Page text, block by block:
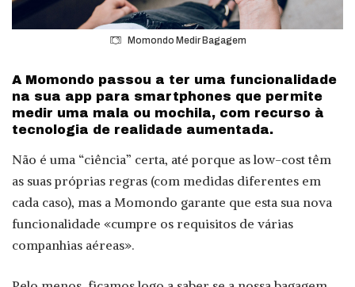
Momondo Medir Bagagem
A Momondo passou a ter uma funcionalidade
na sua app para smartphones que permite
medir uma mala ou mochila, com recurso à
tecnologia de realidade aumentada.
Não é uma “ciência” certa, até porque as low-cost têm
as suas próprias regras (com medidas diferentes em
cada caso), mas a Momondo garante que esta sua nova
funcionalidade «cumpre os requisitos de várias
companhias aéreas».